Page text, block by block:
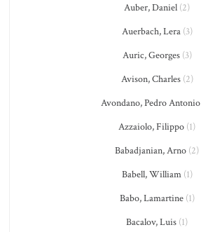
Auber, Daniel (2)
Auerbach, Lera(3)
Auric, Georges(3)
Avison, Charles(2)
Avondano, Pedro Antonio
Azzaiolo, Filippo (1)
Babadjanian, Arno (2)
Babell, William(1)
Babo, Lamartine(1)
Bacalov, Luis (1)